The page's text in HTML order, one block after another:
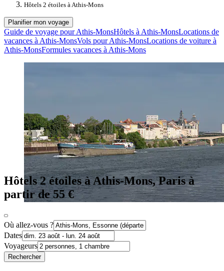
Hôtels 2 étoiles à Athis-Mons
Planifier mon voyage
Guide de voyage pour Athis-MonsHôtels à Athis-MonsLocations de
vacances à Athis-MonsVols pour Athis-MonsLocations de voiture à
Athis-MonsFormules vacances à Athis-Mons
Hôtels 2 étoiles à Athis-Mons, Paris à
partir de 55 €
Où allez-vous ?
Dates
Voyageurs
Rechercher